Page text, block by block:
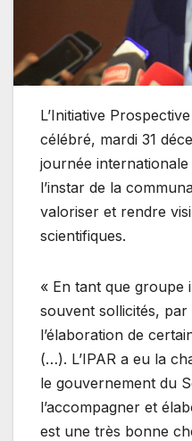
L’Initiative
célébré, mardi 31
journée
l’instar de la
valoriser et rendre
scientifiques.
« En tant que groupe
souvent sollicités, par
l’élaboration de
(…). L’IPAR a eu la
le gouvernement du
l’accompagner et
est une très bonne